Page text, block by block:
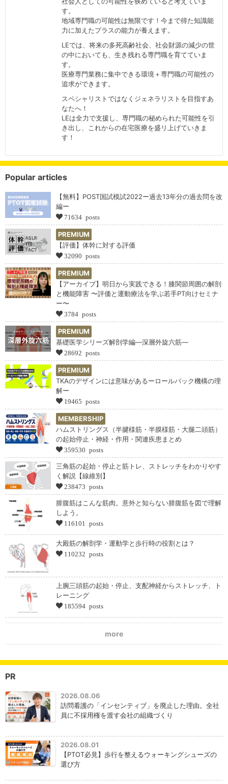
す。
地域専門職の可能性は無限です！今まで得た知識能
力に加えたプラスの能力が養えます。
LEでは、将来の多死高齢社会、社会財源の減少の世
の中においても、生き残れる専門職を育てていま
す。
医療専門業務に集中できる環境＋専門職の可能性の
追求ができます。
スペシャリストではなくジェネラリストを目指すあ
なたへ！
LEは全力で支援し、専門職の秘められた可能性を引
き出し、これからの在宅医療を盛リ上げていきま
す！
Popular articles
【無料】POST国試模試2022ー過去13年分の過去問を改
編ー
71634 posts
PREMIUM
【評価】体幹に対する評価
32090 posts
PREMIUM
【アーカイブ】明日から実践できる！膝関節周囲の解剖
と機能障害 〜評価と運動療法を学ぶ若手PT向けセミナ
ー〜
3784 posts
PREMIUM
基礎医学シリーズ解剖学編―深層外旋六筋―
28692 posts
PREMIUM
TKAのデザインには意味があるーロールバック機構の理
解ー
19465 posts
MEMBERSHIP
ハムストリングス（半腱様筋・半膜様筋・大腿二頭筋）
の起始停止・神経・作用・関連疾患まとめ
359530 posts
三角筋の起始・停止と筋トレ、ストレッチをわかりやす
く解説【線維別】
238473 posts
腓腹筋はこんな筋肉。意外と知らない腓腹筋を図で理解
しよう。
116101 posts
大殿筋の解剖学・運動学と歩行時の役割とは？
110232 posts
上腕三頭筋の起始・停止、支配神経からストレッチ、ト
レーニング
185594 posts
more
PR
2026.08.06
訪問看護の「インセンティブ」を廃止した理由。全社
員に不採用権を渡す会社の組織づくり
2026.08.01
【PTOT必見】歩行を整えるウォーキングシューズの
選び方